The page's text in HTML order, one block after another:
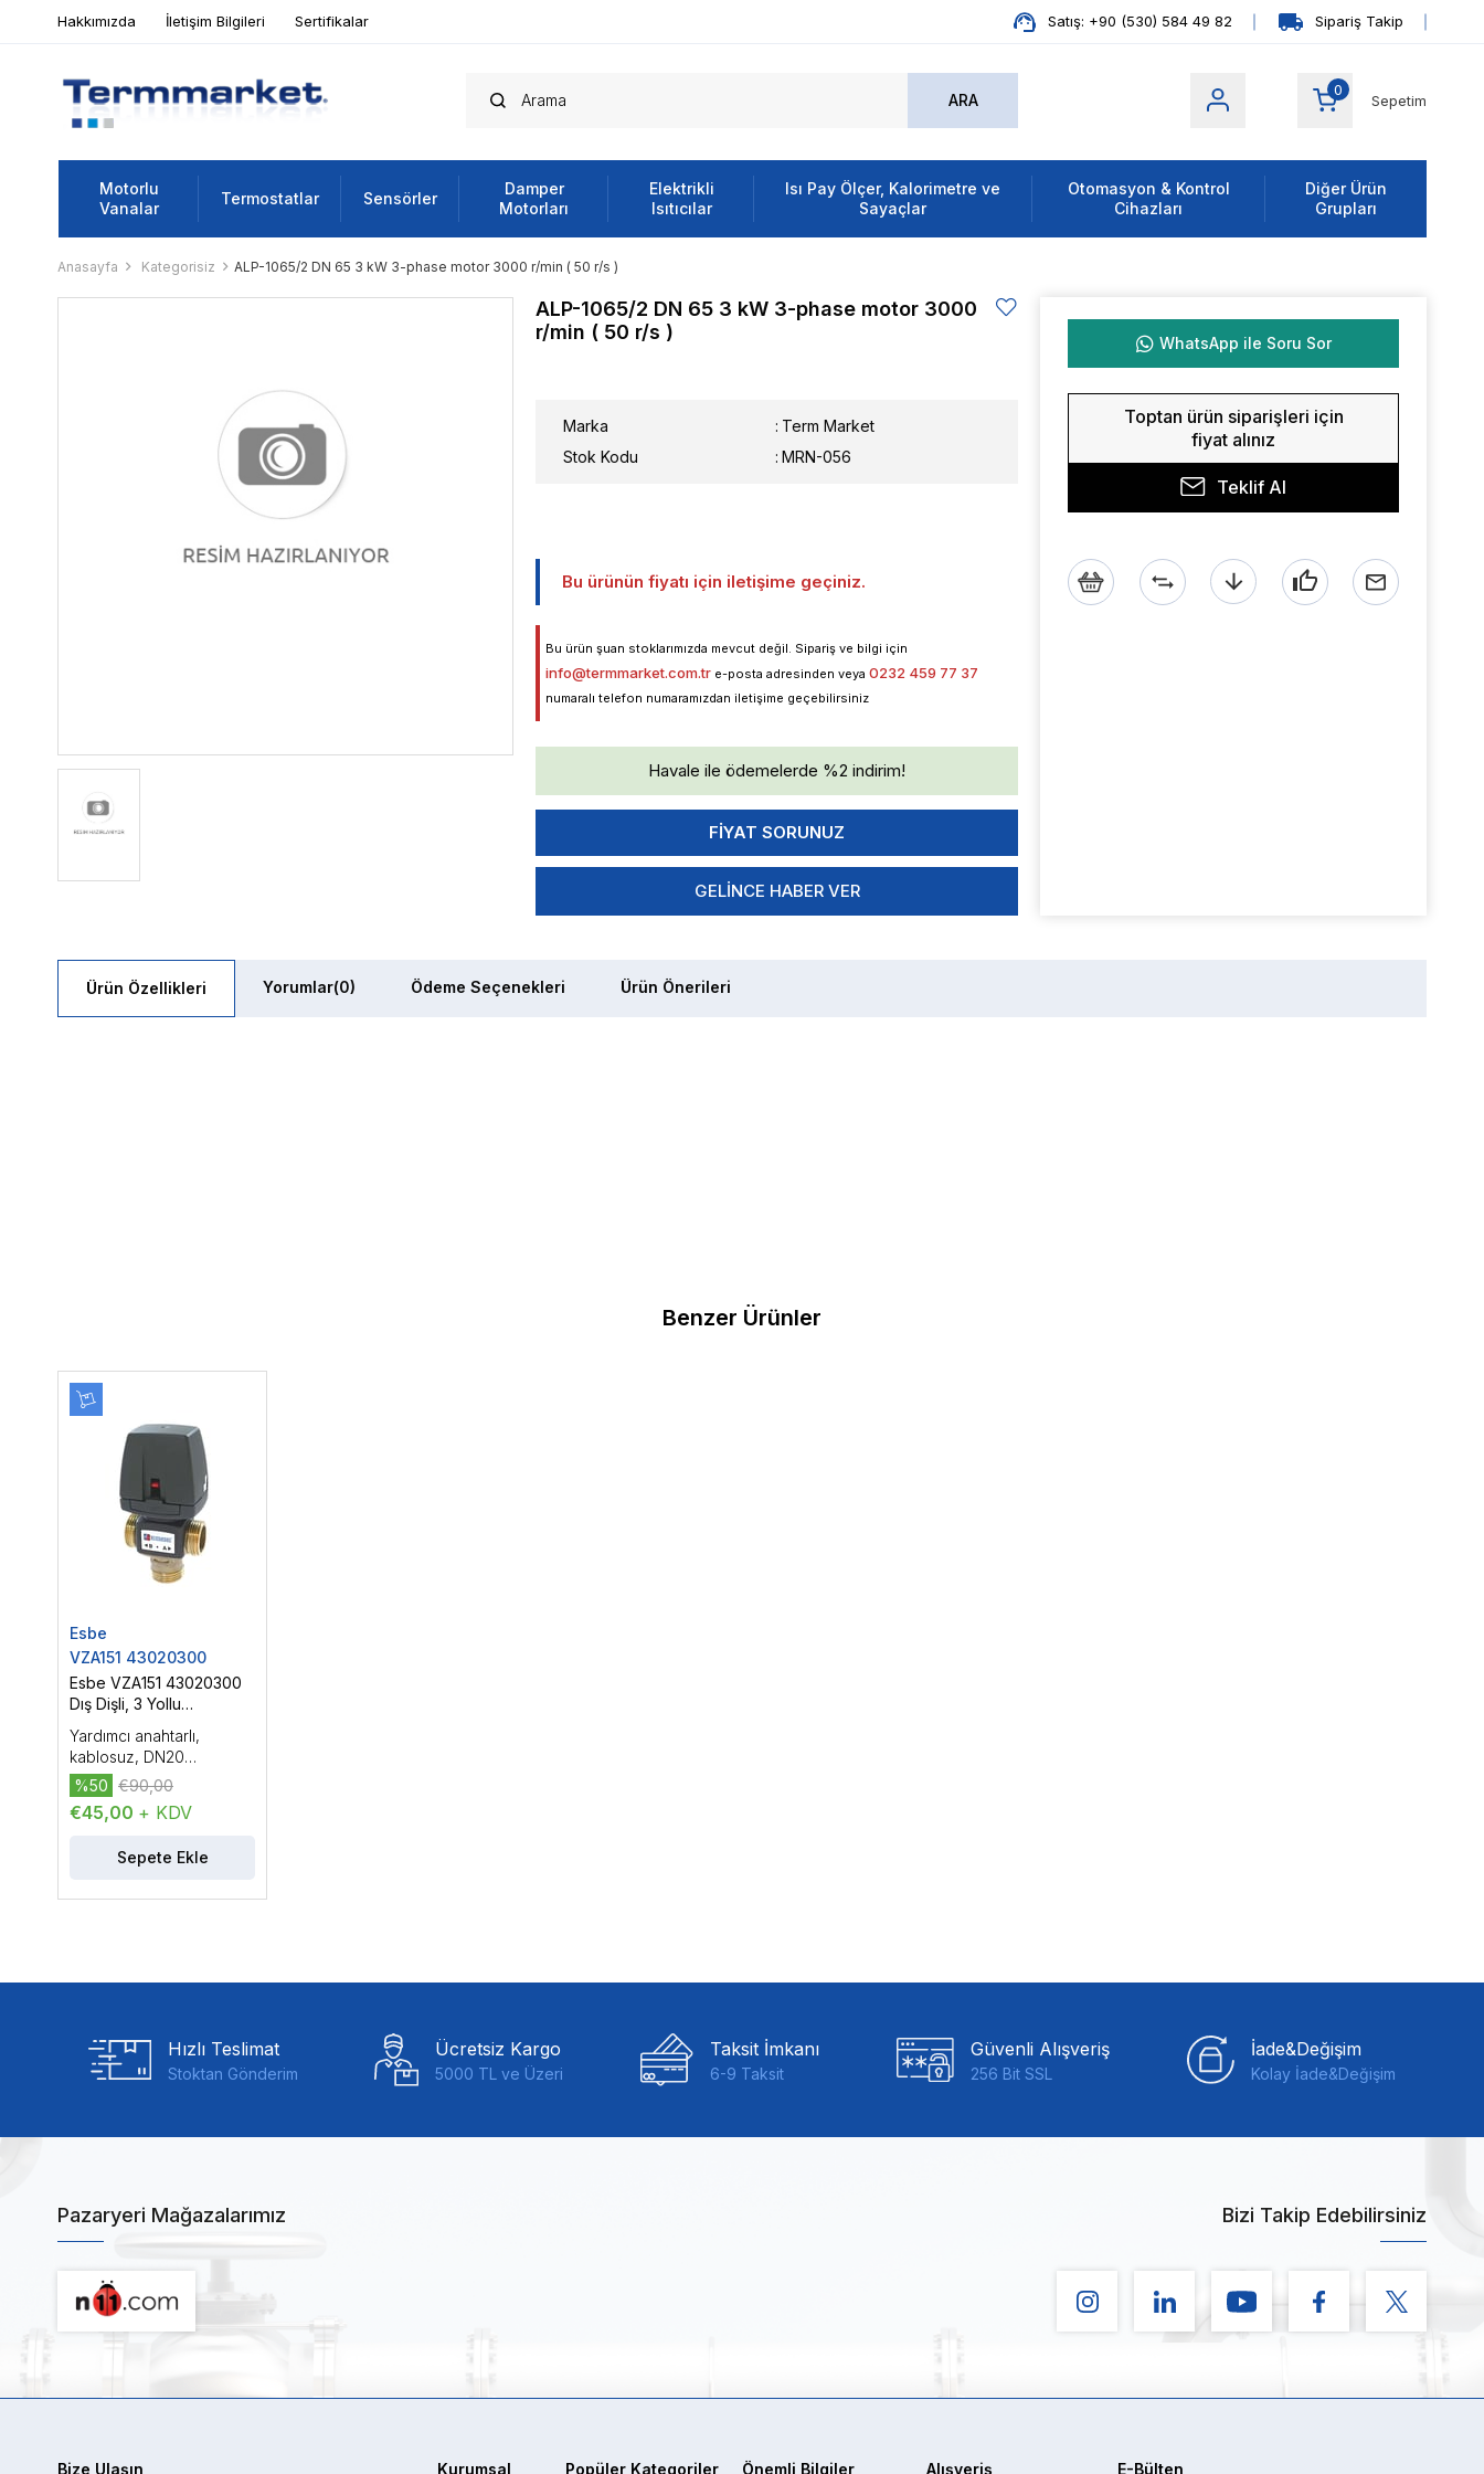
Hakkımızda İletişim Bilgileri Sertifikalar Satış: +90 (530) 584 49 82 Sipariş Takip
Sepetim
0
Motorlu
Vanalar
Termostatlar Sensörler
Damper
Motorları
Elektrikli
Isıtıcılar
Isı Pay Ölçer, Kalorimetre ve
Sayaçlar
Otomasyon & Kontrol
Cihazları
Diğer Ürün
Grupları
Anasayfa Kategorisiz ALP-1065/2 DN 65 3 kW 3-phase motor 3000 r/min ( 50 r/s )
ALP-1065/2 DN 65 3 kW 3-phase motor 3000
r/min ( 50 r/s )
Marka : Term Market
Stok Kodu
MRN-056
Bu ürünün fiyatı için iletişime geçiniz.
Bu ürün şuan stoklarımızda mevcut değil. Sipariş ve bilgi için
info@termmarket.com.tr e-posta adresinden veya 0232 459 77 37
numaralı telefon numaramızdan iletişime geçebilirsiniz
Havale ile ödemelerde %2 indirim!
GELINCE HABER VER
WhatsApp ile Soru Sor
Toptan ürün siparişleri için
fiyat alınız
Teklif Al
Ürün Özellikleri Yorumlar(0) Ödeme Seçenekleri Ürün Önerileri
Benzer Ürünler
Esbe
VZA151 43020300
Esbe VZA151 43020300
Dış Dişli, 3 Yollu
DN20 (3/4'')
Yardımcı anahtarlı,
kablosuz, DN20
(3/4''), PN16, Kvs: 6.5, dış
dişli, çalışma sıcaklığı:
-20...150 °C, On/Off
€45,00 + KDV
%50 €90,00
Sepete Ekle
Hızlı Teslimat
Stoktan Gönderim
Ücretsiz Kargo
5000 TL ve Üzeri
Taksit İmkanı
6-9 Taksit
Güvenli Alışveriş
256 Bit SSL
İade&Değişim
Kolay İade&Değişim
Pazaryeri Mağazalarımız Bizi Takip Edebilirsiniz
Bize Ulaşın Kurumsal Popüler Kategoriler Önemli Bilgiler Alışveriş E-Bülten